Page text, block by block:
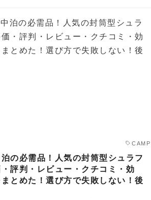
CAMP
の必需品！人気の封筒型シュラフ
・評判・レビュー・クチコミ・効
とめた！選び方で失敗しない！後